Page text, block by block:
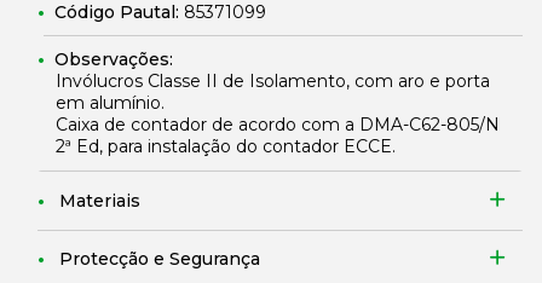
Código Pautal: 85371099
Observações:
Invólucros Classe II de Isolamento, com aro e porta
em alumínio.
Caixa de contador de acordo com a DMA-C62-805/N
2ª Ed, para instalação do contador ECCE.
Materiais
Protecção e Segurança